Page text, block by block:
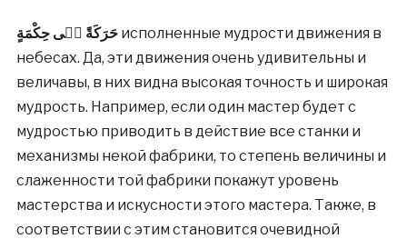
حَرَكَةً فٖى حِكْمَةٍ исполненные мудрости движения в
небесах. Да, эти движения очень удивительны и
величавы, в них видна высокая точность и широкая
мудрость. Например, если один мастер будет с
мудростью приводить в действие все станки и
механизмы некой фабрики, то степень величины и
слаженности той фабрики покажут уровень
мастерства и искусности этого мастера. Также, в
соответствии с этим становится очевидной